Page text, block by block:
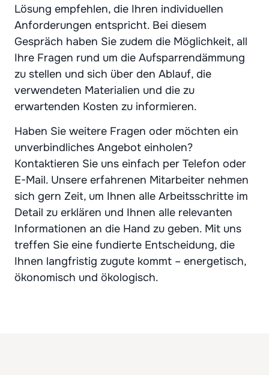
Lösung empfehlen, die Ihren individuellen
Anforderungen entspricht. Bei diesem
Gespräch haben Sie zudem die Möglichkeit, all
Ihre Fragen rund um die Aufsparrendämmung
zu stellen und sich über den Ablauf, die
verwendeten Materialien und die zu
erwartenden Kosten zu informieren.
Haben Sie weitere Fragen oder möchten ein
unverbindliches Angebot einholen?
Kontaktieren Sie uns einfach per Telefon oder
E-Mail. Unsere erfahrenen Mitarbeiter nehmen
sich gern Zeit, um Ihnen alle Arbeitsschritte im
Detail zu erklären und Ihnen alle relevanten
Informationen an die Hand zu geben. Mit uns
treffen Sie eine fundierte Entscheidung, die
Ihnen langfristig zugute kommt – energetisch,
ökonomisch und ökologisch.